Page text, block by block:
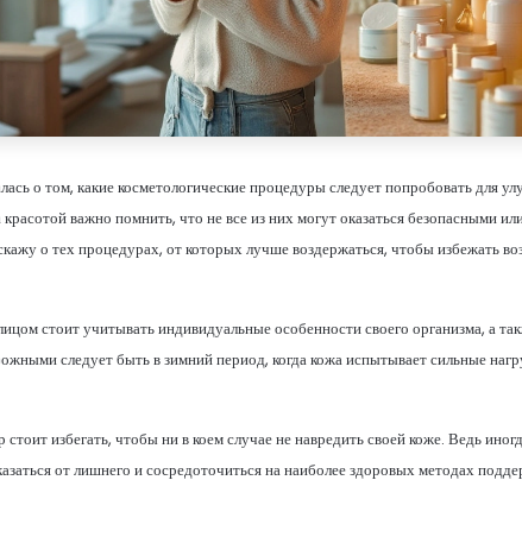
о том, какие косметологические процедуры следует попробовать для
важно помнить, что не все из них могут оказаться безопасными
о тех процедурах, от которых лучше воздержаться, чтобы избежать
стоит учитывать индивидуальные особенности своего организма, а
следует быть в зимний период, когда кожа испытывает сильные
избегать, чтобы ни в коем случае не навредить своей коже. Ведь
от лишнего и сосредоточиться на наиболее здоровых методах